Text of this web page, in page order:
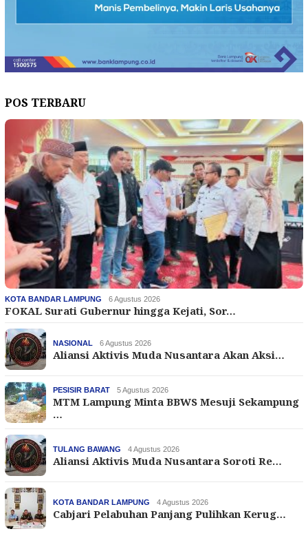
POS TERBARU
KOTA BANDAR LAMPUNG 6 Agustus 2026
FOKAL Surati Gubernur hingga Kejati, Sor…
NASIONAL 6 Agustus 2026
Aliansi Aktivis Muda Nusantara Akan Aksi…
PESISIR BARAT 5 Agustus 2026
MTM Lampung Minta BBWS Mesuji Sekampung
…
TULANG BAWANG 4 Agustus 2026
Aliansi Aktivis Muda Nusantara Soroti Re…
KOTA BANDAR LAMPUNG 4 Agustus 2026
Cabjari Pelabuhan Panjang Pulihkan Kerug…